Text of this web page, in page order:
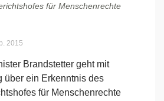
für Menschenrechte
2015
Brandstetter geht mit
über ein Erkenntnis des
für Menschenrechte